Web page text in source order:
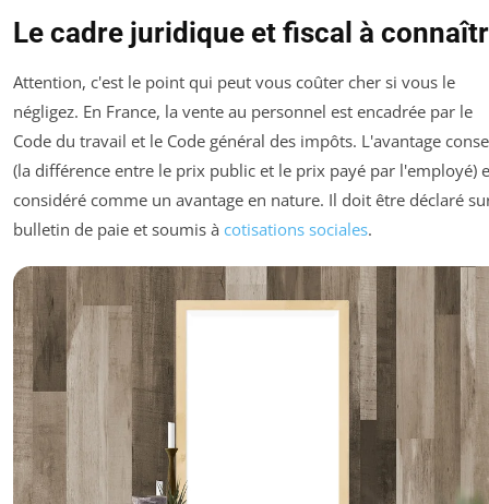
Le cadre juridique et fiscal à
Attention, c'est le point qui peut vous coûter cher si vous le
négligez. En France, la vente au personnel est encadrée par le
Code du travail et le Code général des impôts. L'avantage
(la différence entre le prix public et le prix payé par l'employé)
considéré comme un avantage en nature. Il doit être déclaré
bulletin de paie et soumis à cotisations sociales.